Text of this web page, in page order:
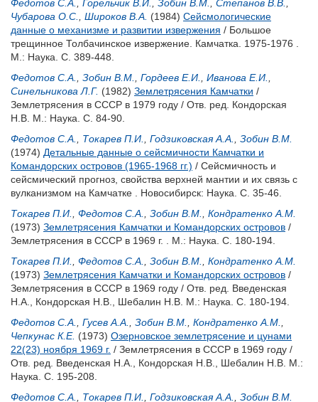
Федотов С.А.
Горельчик В.И. Зобин В.М. Степанов В.В.
Чубарова О.С.
Широков В.А. (1984) Сейсмологические
данные о механизме и развитии извержения / Большое
трещинное Толбачинское извержение. Камчатка. 1975-1976 .
М.: Наука. С. 389-448.
Федотов С.А.
Зобин В.М. Гордеев Е.И. Иванова Е.И.
Синельникова Л.Г. (1982) Землетрясения Камчатки /
Землетрясения в СССР в 1979 году / Отв. ред. Кондорская
Н.В. М.: Наука. С. 84-90.
Федотов С.А.
Токарев П.И. Годзиковская А.А.
Зобин В.М.
(1974) Детальные данные о сейсмичности Камчатки и
Командорских островов (1965-1968 гг.) / Сейсмичность и
сейсмический прогноз, свойства верхней мантии и их связь с
вулканизмом на Камчатке . Новосибирск: Наука. С. 35-46.
Токарев П.И.
Федотов С.А. Зобин В.М.
Кондратенко А.М.
(1973) Землетрясения Камчатки и Командорских островов /
Землетрясения в СССР в 1969 г. . М.: Наука. С. 180-194.
Токарев П.И.
Федотов С.А. Зобин В.М.
Кондратенко А.М.
(1973) Землетрясения Камчатки и Командорских островов /
Землетрясения в СССР в 1969 году / Отв. ред. Введенская
Н.А.
Кондорская Н.В. Шебалин Н.В. М.: Наука. С. 180-194.
Федотов С.А.
Гусев А.А. Зобин В.М. Кондратенко А.М.
Чепкунас К.Е. (1973) Озерновское землетрясение и цунами
22(23) ноября 1969 г. / Землетрясения в СССР в 1969 году /
Отв. ред. Введенская Н.А. Кондорская Н.В. Шебалин Н.В. М.:
Наука. С. 195-208.
Федотов С.А.
Токарев П.И. Годзиковская А.А. Зобин В.М.